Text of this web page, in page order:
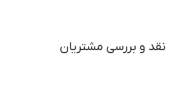
نقد و بررسی مشتریان